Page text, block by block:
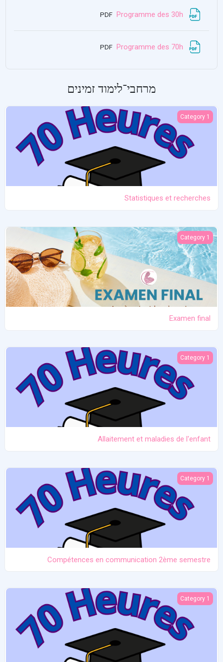
Programme des 30h קובץ
PDF
Programme des 70h קובץ
PDF
מרחבי־לימוד זמינים
Statistiques et recherches
Category 1
Statistiques et recherches
Examen final
Category 1
Examen final
Allaitement et maladies de l'enfant
Category 1
Allaitement et maladies de l'enfant
Compétences en communication 2ème semestre
Category 1
Compétences en communication 2ème semestre
Maladie non infectieuses de la mère
Category 1